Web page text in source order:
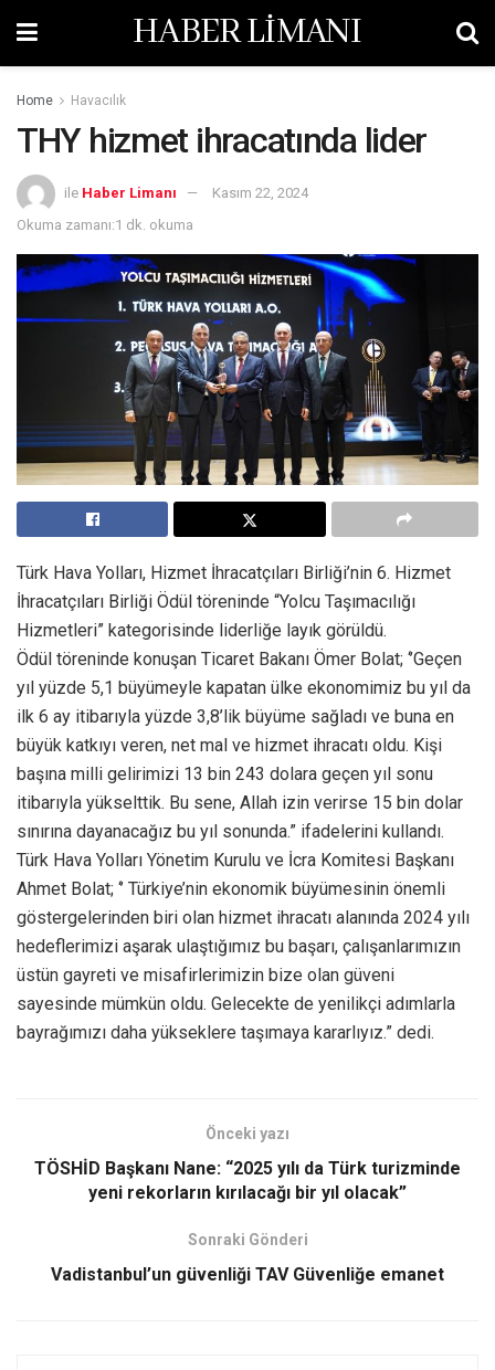
HABER LİMANI
Home Havacılık
THY hizmet ihracatında lider
ile Haber Limanı
Kasım 22, 2024
Okuma zamanı:1 dk. okuma
Türk Hava Yolları, Hizmet İhracatçıları Birliği’nin 6. Hizmet
İhracatçıları Birliği Ödül töreninde “Yolcu Taşımacılığı
Hizmetleri” kategorisinde liderliğe layık görüldü.
Ödül töreninde konuşan Ticaret Bakanı Ömer Bolat; ‘’Geçen
yıl yüzde 5,1 büyümeyle kapatan ülke ekonomimiz bu yıl da
ilk 6 ay itibarıyla yüzde 3,8’lik büyüme sağladı ve buna en
büyük katkıyı veren, net mal ve hizmet ihracatı oldu. Kişi
başına milli gelirimizi 13 bin 243 dolara geçen yıl sonu
itibarıyla yükselttik. Bu sene, Allah izin verirse 15 bin dolar
sınırına dayanacağız bu yıl sonunda.” ifadelerini kullandı.
Türk Hava Yolları Yönetim Kurulu ve İcra Komitesi Başkanı
Ahmet Bolat; ‘’ Türkiye’nin ekonomik büyümesinin önemli
göstergelerinden biri olan hizmet ihracatı alanında 2024 yılı
hedeflerimizi aşarak ulaştığımız bu başarı, çalışanlarımızın
üstün gayreti ve misafirlerimizin bize olan güveni
sayesinde mümkün oldu. Gelecekte de yenilikçi adımlarla
bayrağımızı daha yükseklere taşımaya kararlıyız.” dedi.
Önceki yazı
TÖSHİD Başkanı Nane: “2025 yılı da Türk turizminde
yeni rekorların kırılacağı bir yıl olacak”
Sonraki Gönderi
Vadistanbul’un güvenliği TAV Güvenliğe emanet